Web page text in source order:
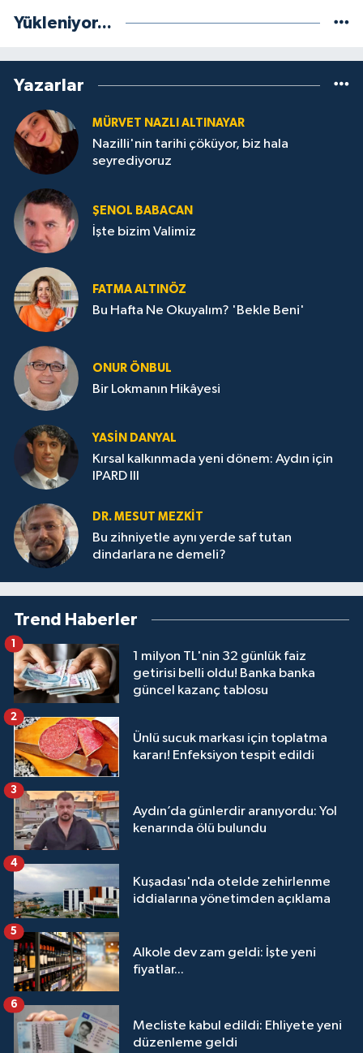
Yükleniyor...
Yazarlar
MÜRVET NAZLI ALTINAYAR
Nazilli'nin tarihi çöküyor, biz hala
seyrediyoruz
ŞENOL BABACAN
İşte bizim Valimiz
FATMA ALTINÖZ
Bu Hafta Ne Okuyalım? 'Bekle Beni'
ONUR ÖNBUL
Bir Lokmanın Hikâyesi
YASIN DANYAL
Kırsal kalkınmada yeni dönem: Aydın için
IPARD III
DR. MESUT MEZKIT
Bu zihniyetle aynı yerde saf tutan
dindarlara ne demeli?
Trend Haberler
1 milyon TL'nin 32 günlük faiz
getirisi belli oldu! Banka banka
güncel kazanç tablosu
1
Ünlü sucuk markası için toplatma
kararı! Enfeksiyon tespit edildi
2
Aydın’da günlerdir aranıyordu: Yol
kenarında ölü bulundu
3
Kuşadası'nda otelde zehirlenme
iddialarına yönetimden açıklama
4
Alkole dev zam geldi: İşte yeni
fiyatlar...
5
Mecliste kabul edildi: Ehliyete yeni
düzenleme geldi
6